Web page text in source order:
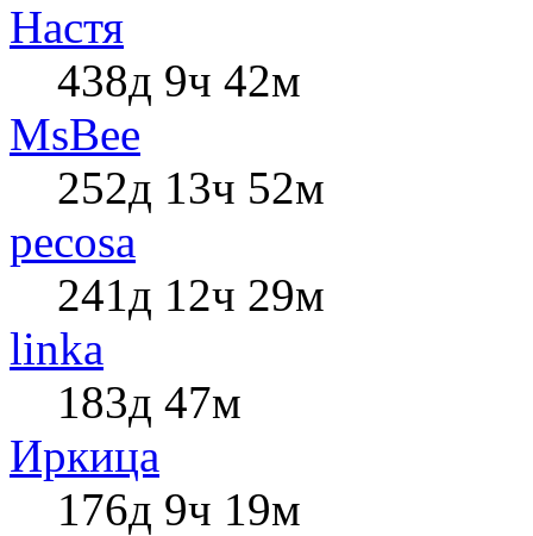
Настя
438д 9ч 42м
MsBee
252д 13ч 52м
pecosa
241д 12ч 29м
linka
183д 47м
Иркица
176д 9ч 19м